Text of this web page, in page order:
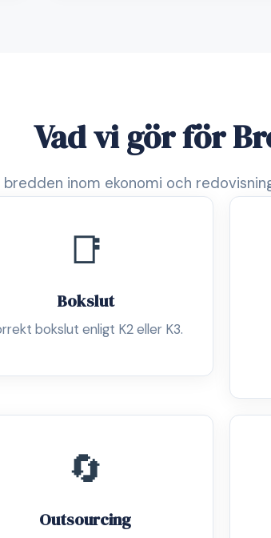
Vad vi gör för
bredden inom ekonomi och
📑
Bokslut
bokslut enligt K2 eller K3.
🔄
Outsourcing